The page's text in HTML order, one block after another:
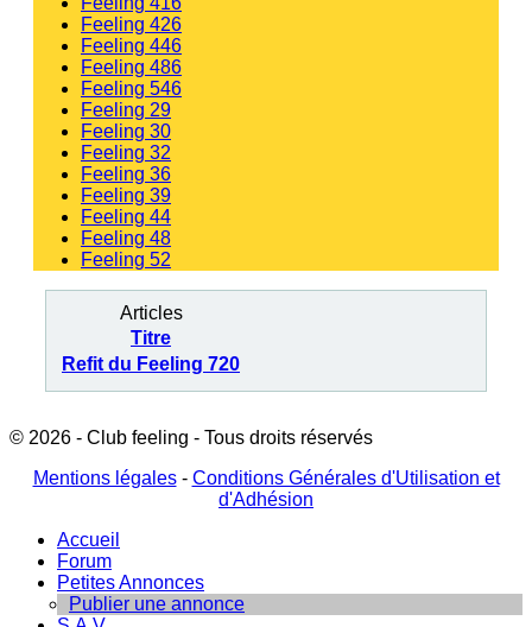
Feeling 426
Feeling 446
Feeling 486
Feeling 546
Feeling 29
Feeling 30
Feeling 32
Feeling 36
Feeling 39
Feeling 44
Feeling 48
Feeling 52
Articles
Titre
Refit du Feeling 720
© 2026 - Club feeling - Tous droits réservés
Mentions légales- Conditions Générales d'Utilisation et
d'Adhésion
Accueil
Forum
Petites Annonces
Publier une annonce